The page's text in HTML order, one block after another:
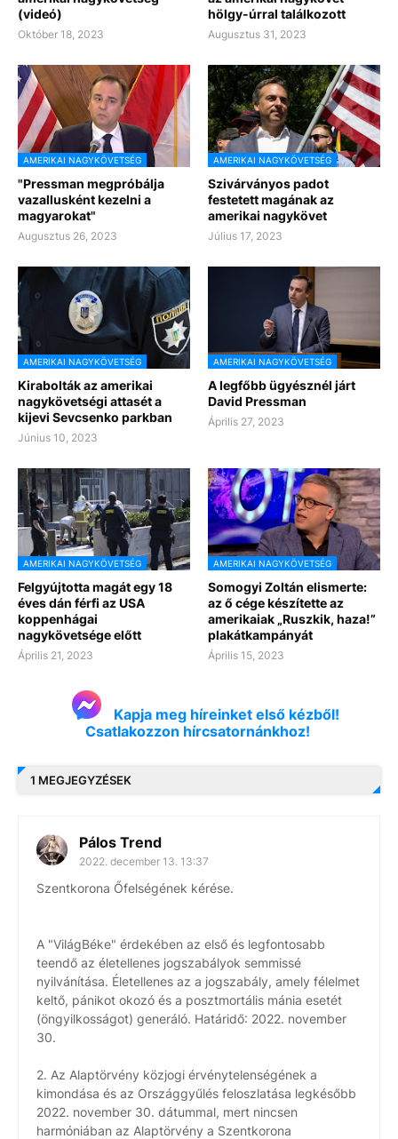
(videó)
Október 18, 2023
hölgy-úrral találkozott
Augusztus 31, 2023
AMERIKAI NAGYKÖVETSÉG
"Pressman megpróbálja
vazallusként kezelni a
magyarokat"
Augusztus 26, 2023
AMERIKAI NAGYKÖVETSÉG
Szivárványos padot
festetett magának az
amerikai nagykövet
Július 17, 2023
AMERIKAI NAGYKÖVETSÉG
Kirabolták az amerikai
nagykövetségi attasét a
kijevi Sevcsenko parkban
Június 10, 2023
AMERIKAI NAGYKÖVETSÉG
A legfőbb ügyésznél járt
David Pressman
Április 27, 2023
AMERIKAI NAGYKÖVETSÉG
Felgyújtotta magát egy 18
éves dán férfi az USA
koppenhágai
nagykövetsége előtt
Április 21, 2023
AMERIKAI NAGYKÖVETSÉG
Somogyi Zoltán elismerte:
az ő cége készítette az
amerikaiak „Ruszkik, haza!”
plakátkampányát
Április 15, 2023
Kapja meg híreinket első kézből!
Csatlakozzon hírcsatornánkhoz!
1 MEGJEGYZÉSEK
Pálos Trend
2022. december 13. 13:37
Szentkorona Őfelségének kérése.
A "VilágBéke" érdekében az első és legfontosabb
teendő az életellenes jogszabályok semmissé
nyilvánítása. Életellenes az a jogszabály, amely félelmet
keltő, pánikot okozó és a posztmortális mánia esetét
(öngyilkosságot) generáló. Határidő: 2022. november
30.
2. Az Alaptörvény közjogi érvénytelenségének a
kimondása és az Országgyűlés feloszlatása legkésőbb
2022. november 30. dátummal, mert nincsen
harmóniában az Alaptörvény a Szentkorona